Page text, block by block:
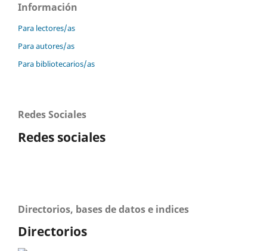
Información
Para lectores/as
Para autores/as
Para bibliotecarios/as
Redes Sociales
Redes sociales
Directorios, bases de datos e indices
Directorios